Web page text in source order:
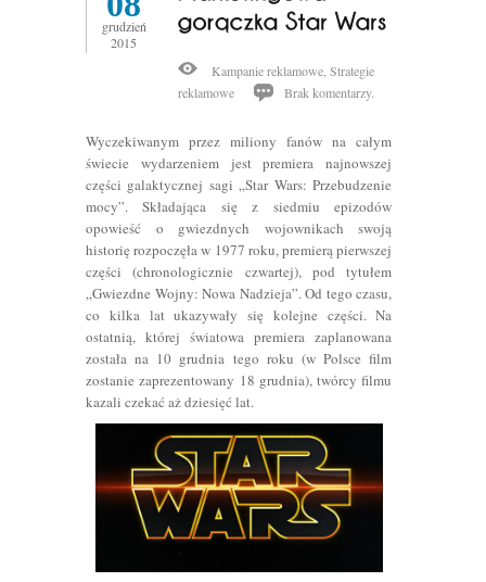
grudzień
2015
Kampanie reklamowe Strategie
reklamowe
Brak komentarzy.
Wyczekiwanym przez miliony fanów na całym
świecie wydarzeniem jest premiera najnowszej
części galaktycznej sagi „Star Wars: Przebudzenie
mocy”. Składająca się z siedmiu epizodów
opowieść o gwiezdnych wojownikach swoją
historię rozpoczęła w 1977 roku, premierą pierwszej
części (chronologicznie czwartej), pod tytułem
„Gwiezdne Wojny: Nowa Nadzieja”.Od tego czasu,
co kilka lat ukazywały się kolejne części. Na
ostatnią, której światowa premiera zaplanowana
została na 10 grudnia tego roku (w Polsce film
zostanie zaprezentowany 18 grudnia), twórcy filmu
kazali czekać aż dziesięć lat.